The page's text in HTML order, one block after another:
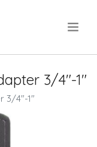
3/4"-1"
3/4"-1"